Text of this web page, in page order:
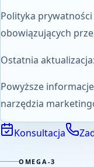
Polityka
obowiązujących
Ostatnia
Powyższe
narzędzia
Konsultacja
OMEGA-3